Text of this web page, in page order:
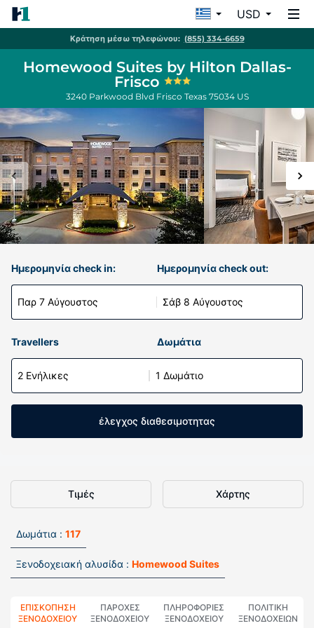
USD
Κράτηση μέσω τηλεφώνου: (855) 334-6659
Homewood Suites by Hilton Dallas-
Frisco
3240 Parkwood Blvd Frisco Texas 75034 US
Ημερομηνία check in:
Παρ 7 Αύγουστος
Ημερομηνία check out:
Σάβ 8 Αύγουστος
Travellers Δωμάτια
2 Ενήλικες 1 Δωμάτιο
έλεγχος διαθεσιμοτητας
Τιμές Χάρτης
Δωμάτια : 117
Ξενοδοχειακή αλυσίδα : Homewood Suites
ΕΠΙΣΚΌΠΗΣΗ
ΞΕΝΟΔΟΧΕΊΟΥ
ΠΑΡΟΧΕΣ
ΞΕΝΟΔΟΧΕΙΟΥ
ΠΛΗΡΟΦΟΡΊΕΣ
ΞΕΝΟΔΟΧΕΊΟΥ
ΠΟΛΙΤΙΚΗ
ΞΕΝΟΔΟΧΕΊΩΝ